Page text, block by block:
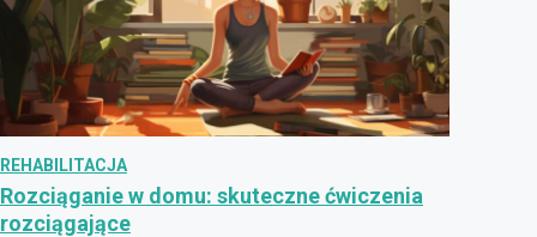
REHABILITACJA
Rozciąganie w domu: skuteczne ćwiczenia
rozciągające